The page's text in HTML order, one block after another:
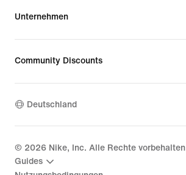
Unternehmen
Community Discounts
Deutschland
© 2026 Nike, Inc. Alle Rechte vorbehalten
Guides